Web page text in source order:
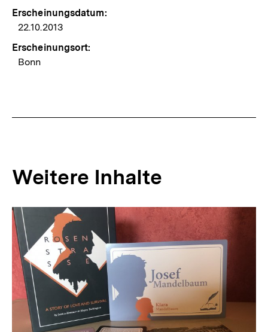
Erscheinungsdatum:
22.10.2013
Erscheinungsort:
Bonn
Weitere Inhalte
Inhaltskarousell
für
weitere
Inhalte
Inhaltskarussell
überspringen